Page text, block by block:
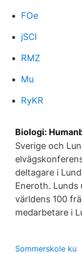
FOe
jSCl
RMZ
Mu
RyKR
Biologi:
Sverige och
deltagare i
Eneroth.
världens 100
medarbetare i
Sommerskole ku